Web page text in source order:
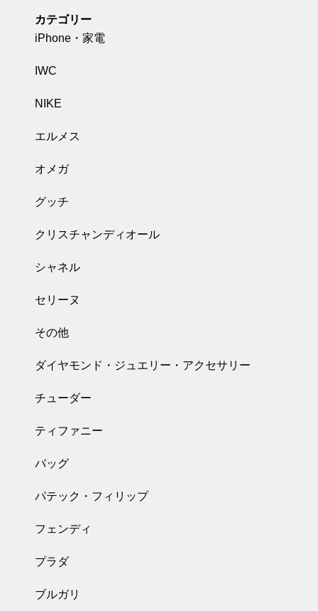
カテゴリー
iPhone・家電
IWC
NIKE
エルメス
オメガ
グッチ
クリスチャンディオール
シャネル
セリーヌ
その他
ダイヤモンド・ジュエリー・アクセサリー
チューダー
ティファニー
バッグ
パテック・フィリップ
フェンディ
プラダ
ブルガリ